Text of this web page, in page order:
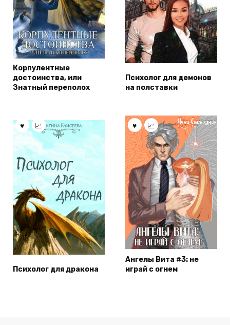
Корпулентные
достоинства, или
Знатный переполох
Психолог для демонов
на полставки
Психолог для дракона
Ангелы Вита #3: не
играй с огнем